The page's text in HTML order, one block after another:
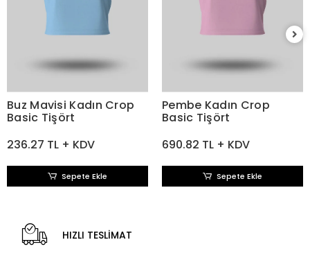
Buz Mavisi Kadın Crop
Basic Tişört
236.27 TL + KDV
Sepete Ekle
Pembe Kadın Crop
Basic Tişört
690.82 TL + KDV
Sepete Ekle
HIZLI TESLİMAT